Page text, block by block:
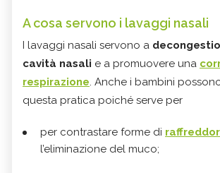
A cosa servono i lavaggi nasali
I lavaggi nasali servono a
cavità nasali e a promuovere una
respirazione. Anche i bambini
questa pratica poiché serve per
per contrastare forme di
l’eliminazione del muco;